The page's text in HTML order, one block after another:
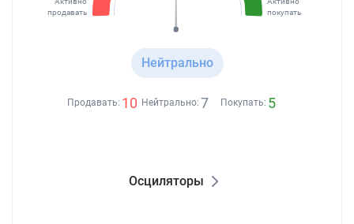
Осциляторы
продавать
покупать
Нейтрально
Продавать: 10 Нейтрально: 7 Покупать: 5